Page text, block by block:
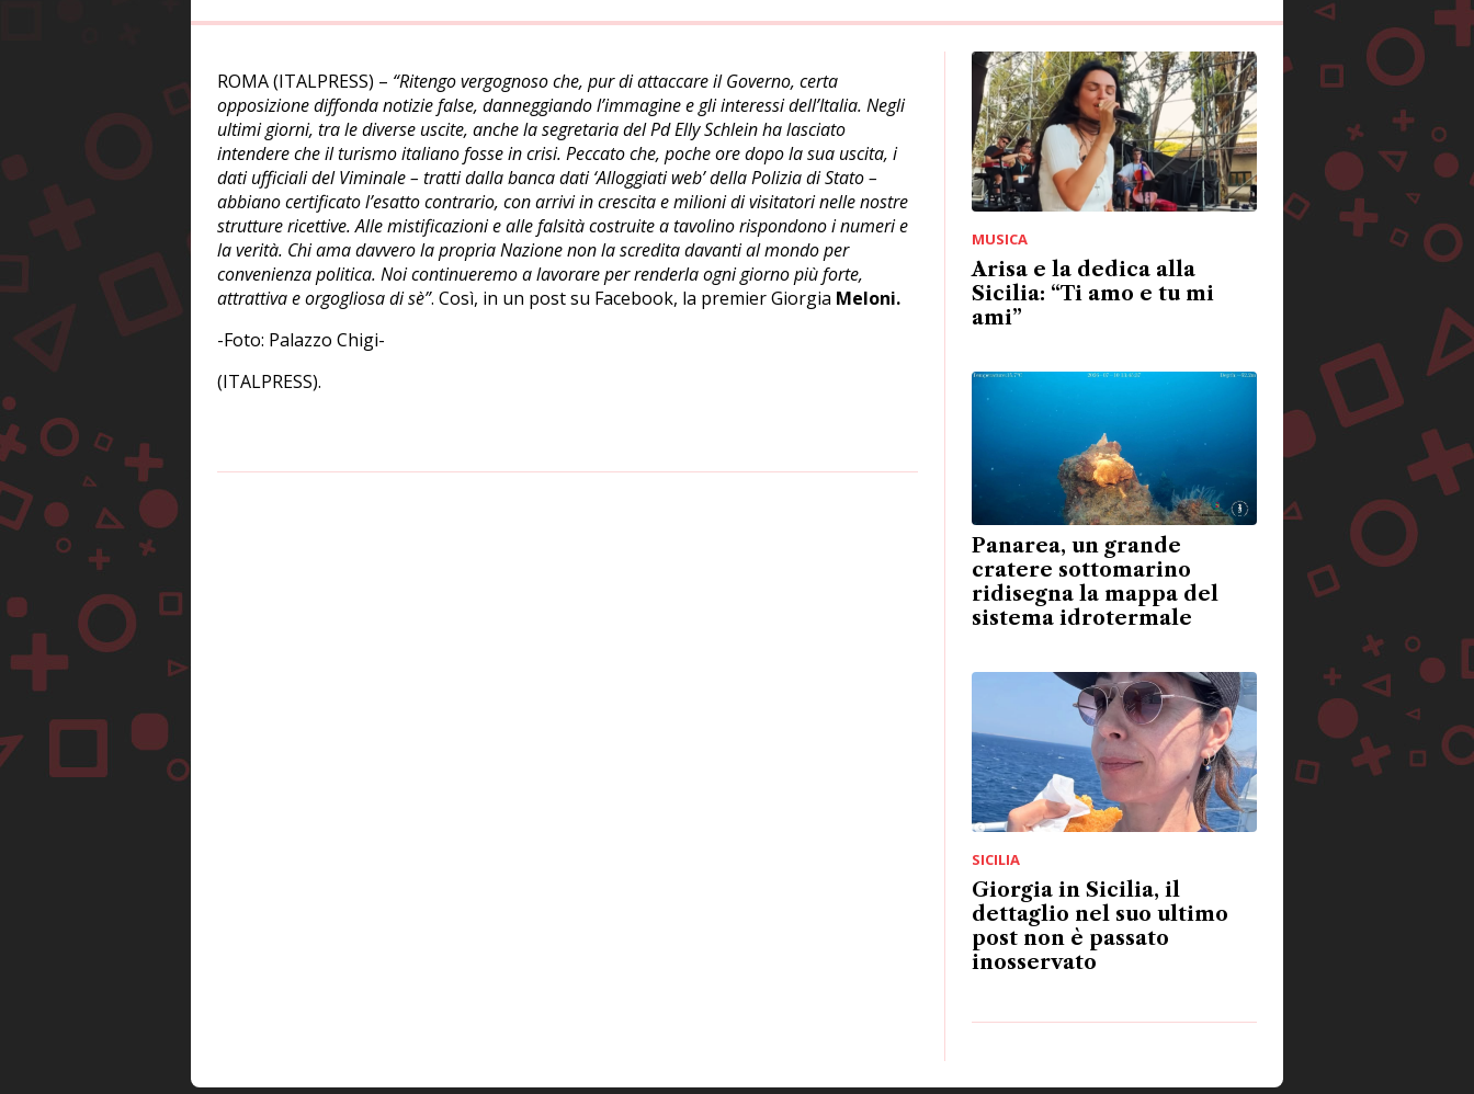
ROMA (ITALPRESS) – “Ritengo vergognoso che, pur di attaccare il Governo, certa
opposizione diffonda notizie false, danneggiando l’immagine e gli interessi dell’Italia. Negli
ultimi giorni, tra le diverse uscite, anche la segretaria del Pd Elly Schlein ha lasciato
intendere che il turismo italiano fosse in crisi. Peccato che, poche ore dopo la sua uscita, i
dati ufficiali del Viminale – tratti dalla banca dati ‘Alloggiati web’ della Polizia di Stato –
abbiano certificato l’esatto contrario, con arrivi in crescita e milioni di visitatori nelle nostre
strutture ricettive. Alle mistificazioni e alle falsità costruite a tavolino rispondono i numeri e
la verità. Chi ama davvero la propria Nazione non la scredita davanti al mondo per
convenienza politica. Noi continueremo a lavorare per renderla ogni giorno più forte,
attrattiva e orgogliosa di sè”. Così, in un post su Facebook, la premier Giorgia Meloni.
-Foto: Palazzo Chigi-
(ITALPRESS).
MUSICA
Arisa e la dedica alla
Sicilia: “Ti amo e tu mi
ami”
Panarea, un grande
cratere sottomarino
ridisegna la mappa del
sistema idrotermale
SICILIA
Giorgia in Sicilia, il
dettaglio nel suo ultimo
post non è passato
inosservato